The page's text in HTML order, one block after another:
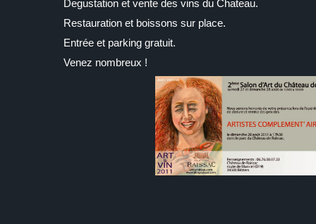
Degustation et vente des vins du Chateau.
Restauration et boissons sur place.
Entrée et parking gratuit.
Venez nombreux !